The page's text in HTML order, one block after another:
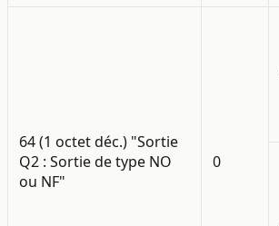
64 (1 octet déc.) "Sortie
Q2 : Sortie de type NO
ou NF"
0